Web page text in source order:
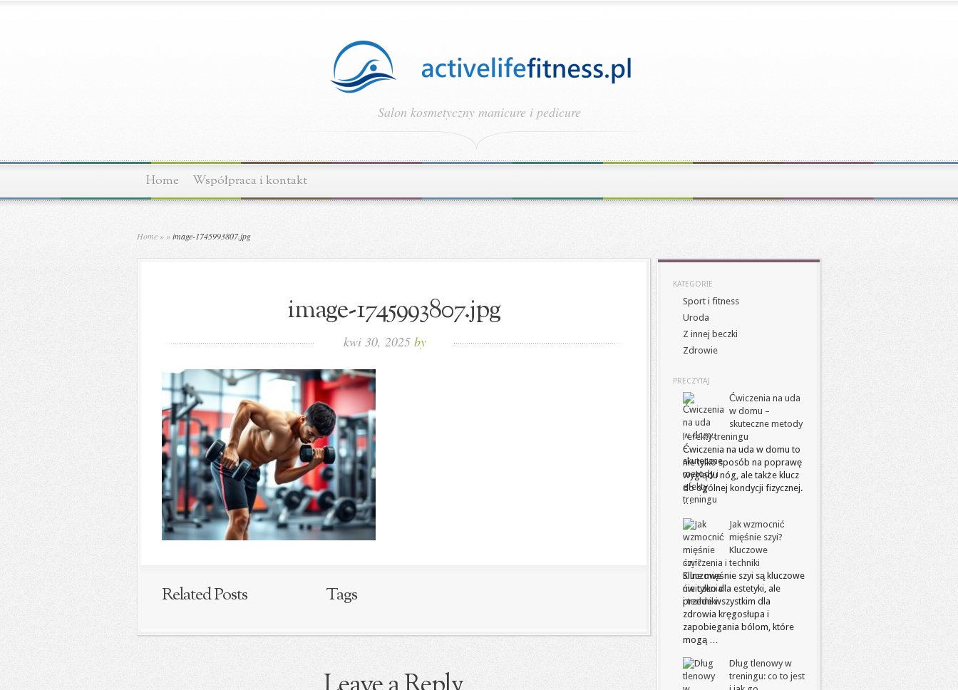
Salon kosmetyczny manicure i pedicure
Home Współpraca i kontakt
Home » »image-1745993807.jpg
image-1745993807.jpg
kwi 30, 2025 by
Related Posts Tags
KATEGORIE
Sport i fitness
Uroda
Z innej beczki
Zdrowie
PRECZYTAJ
Ćwiczenia na uda
w domu –
skuteczne metody
i efekty treningu
Ćwiczenia na uda w domu to
nie tylko sposób na poprawę
wyglądu nóg, ale także klucz
do ogólnej kondycji fizycznej.
…
Jak wzmocnić
mięśnie szyi?
Kluczowe
ćwiczenia i techniki
Silne mięśnie szyi są kluczowe
nie tylko dla estetyki, ale
przede wszystkim dla
zdrowia kręgosłupa i
zapobiegania bólom, które
mogą …
Dług tlenowy w
treningu: co to jest